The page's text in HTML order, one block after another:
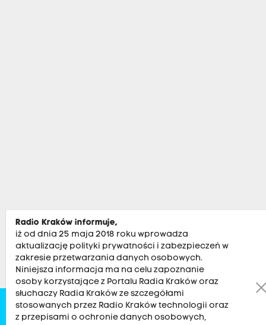
Zobacz Kultura Sport Muzyka Audycje
Radio Kraków informuje,
iż od dnia 25 maja 2018 roku wprowadza
aktualizację polityki prywatności i zabezpieczeń w
zakresie przetwarzania danych osobowych.
Niniejsza informacja ma na celu zapoznanie
osoby korzystające z Portalu Radia Kraków oraz
słuchaczy Radia Kraków ze szczegółami
stosowanych przez Radio Kraków technologii oraz
z przepisami o ochronie danych osobowych,